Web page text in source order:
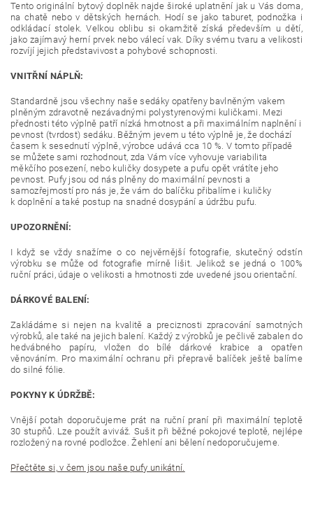
Tento originální bytový doplněk najde široké uplatnění jak u Vás doma,
na chatě nebo v dětských hernách. Hodí se jako taburet, podnožka i
odkládací stolek. Velkou oblibu si okamžitě získá především u dětí,
jako zajímavý herní prvek nebo válecí vak. Díky svému tvaru a velikosti
rozvíjí jejich představivost a pohybové schopnosti.
VNITŘNÍ NÁPLŇ:
Standardně jsou všechny naše sedáky opatřeny bavlněným vakem
plněným zdravotně nezávadnými polystyrenovými kuličkami. Mezi
přednosti této výplně patří nízká hmotnost a při maximálním naplnění i
pevnost (tvrdost) sedáku. Běžným jevem u této výplně je, že dochází
časem k sesednutí výplně, výrobce udává cca 10 %. V tomto případě
se můžete sami rozhodnout, zda Vám více vyhovuje variabilita
měkčího posezení, nebo kuličky dosypete a pufu opět vrátíte jeho
pevnost. Pufy jsou od nás plněny do maximální pevnosti a
samozřejmostí pro nás je, že vám do balíčku přibalíme i kuličky
k doplnění a také postup na snadné dosypání a údržbu pufu.
UPOZORNĚNÍ:
I když se vždy snažíme o co nejvěrnější fotografie, skutečný odstín
výrobku se může od fotografie mírně lišit. Jelikož se jedná o 100%
ruční práci, údaje o velikosti a hmotnosti zde uvedené jsou orientační.
DÁRKOVÉ BALENÍ:
Zakládáme si nejen na kvalitě a preciznosti zpracování samotných
výrobků, ale také na jejich balení. Každý z výrobků je pečlivě zabalen do
hedvábného papíru, vložen do bílé dárkové krabice a opatřen
věnováním. Pro maximální ochranu při přepravě balíček ještě balíme
do silné fólie.
POKYNY K ÚDRŽBĚ:
Vnější potah doporučujeme prát na ruční praní při maximální teplotě
30 stupňů. Lze použít aviváž. Sušit při běžné pokojové teplotě, nejlépe
rozložený na rovné podložce. Žehlení ani bělení nedoporučujeme.
Přečtěte si, v čem jsou naše pufy unikátní.